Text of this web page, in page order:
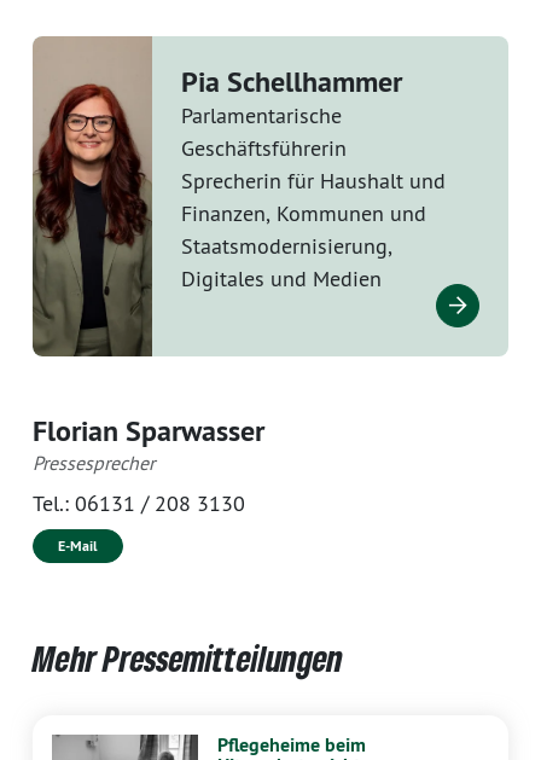
Pia Schellhammer
Parlamentarische
Geschäftsführerin
Sprecherin für Haushalt und
Finanzen, Kommunen und
Staatsmodernisierung,
Digitales und Medien
Florian Sparwasser
Pressesprecher
Tel.: 06131 / 208 3130
E-Mail
Mehr Pressemitteilungen
Pflegeheime beim